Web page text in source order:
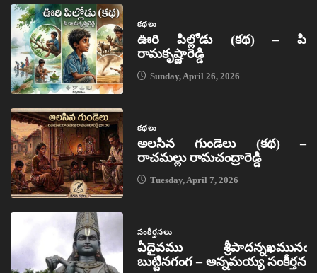
కథలు
ఊరి పిల్లోడు (కథ) – పి
రామకృష్ణారెడ్డి
Sunday, April 26, 2026
కథలు
అలసిన గుండెలు (కథ) –
రాచమల్లు రామచంద్రారెడ్డి
Tuesday, April 7, 2026
సంకీర్తనలు
ఏదైవము శ్రీపాదన్నఖమునఁ
బుట్టినగంగ – అన్నమయ్య సంకీర్తన